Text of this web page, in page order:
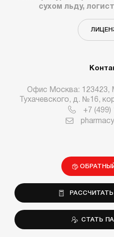
сухом льду,
Офис Москва: 123423,
Тухачевского, д. №16,
+7
СТАТЬ